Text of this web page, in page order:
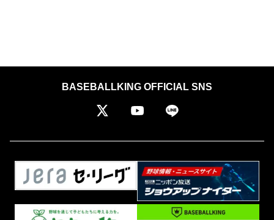
BASEBALLKING OFFICIAL SNS